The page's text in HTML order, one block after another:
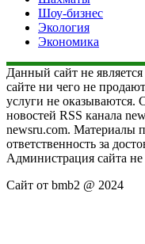
Шоу-бизнес
Экология
Экономика
Данный сайт не
сайте ни чего не
услуги не оказываются.
новостей RSS канала
newsru.com. Материалы
ответственность за
Администрация сайта не
Сайт от bmb2 @ 2024